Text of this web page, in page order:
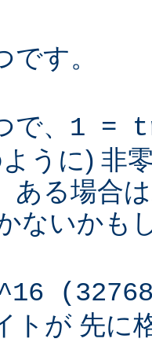
す。
、 1 =
うに) 非
ある場合
ないかも
トが 先に